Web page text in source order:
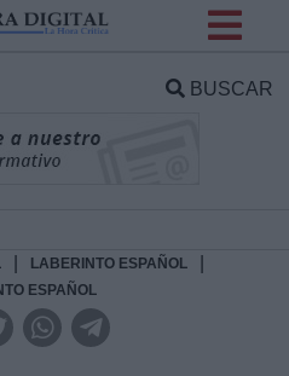
BUSCAR
LABERINTO ESPAÑOL
ESPAÑOL